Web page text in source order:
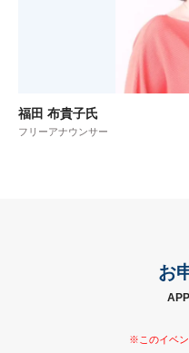
福田 布貴子氏
フリーアナウンサー
お